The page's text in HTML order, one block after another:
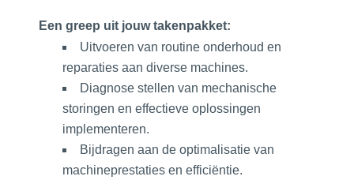
Een greep uit jouw takenpakket:
Uitvoeren van routine onderhoud en
reparaties aan diverse machines.
Diagnose stellen van mechanische
storingen en effectieve oplossingen
implementeren.
Bijdragen aan de optimalisatie van
machineprestaties en efficiëntie.